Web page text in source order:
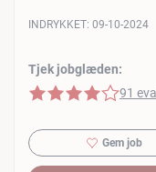
Tjek jobglæden:
4 af 5 stjerner
91
INDRYKKET: 09-10-2024
Gem job